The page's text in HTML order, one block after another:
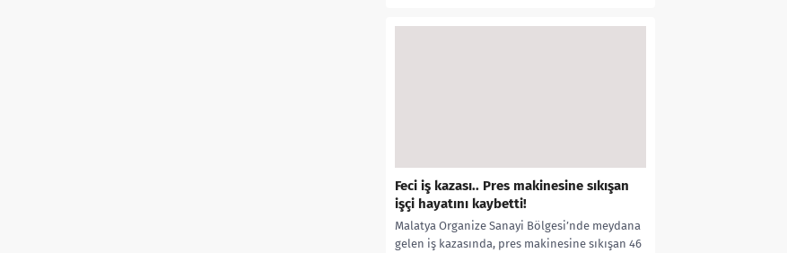
Feci iş kazası.. Pres makinesine sıkışan
işçi hayatını kaybetti!
Malatya Organize Sanayi Bölgesi’nde meydana
gelen iş kazasında, pres makinesine sıkışan 46